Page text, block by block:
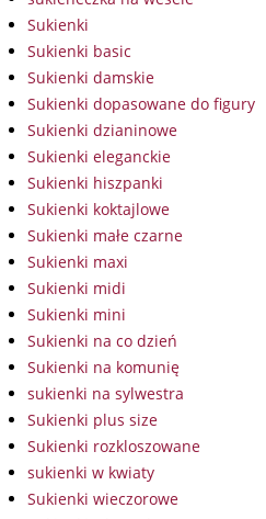
Sukienki
Sukienki basic
Sukienki damskie
Sukienki dopasowane do figury
Sukienki dzianinowe
Sukienki eleganckie
Sukienki hiszpanki
Sukienki koktajlowe
Sukienki małe czarne
Sukienki maxi
Sukienki midi
Sukienki mini
Sukienki na co dzień
Sukienki na komunię
sukienki na sylwestra
Sukienki plus size
Sukienki rozkloszowane
sukienki w kwiaty
Sukienki wieczorowe